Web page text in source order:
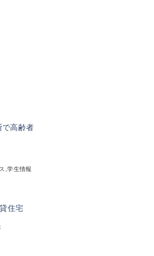
で高齢者
,学生情報
住宅